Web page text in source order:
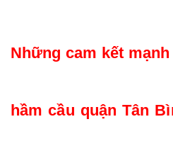
Những cam kết
hầm cầu quận Tân